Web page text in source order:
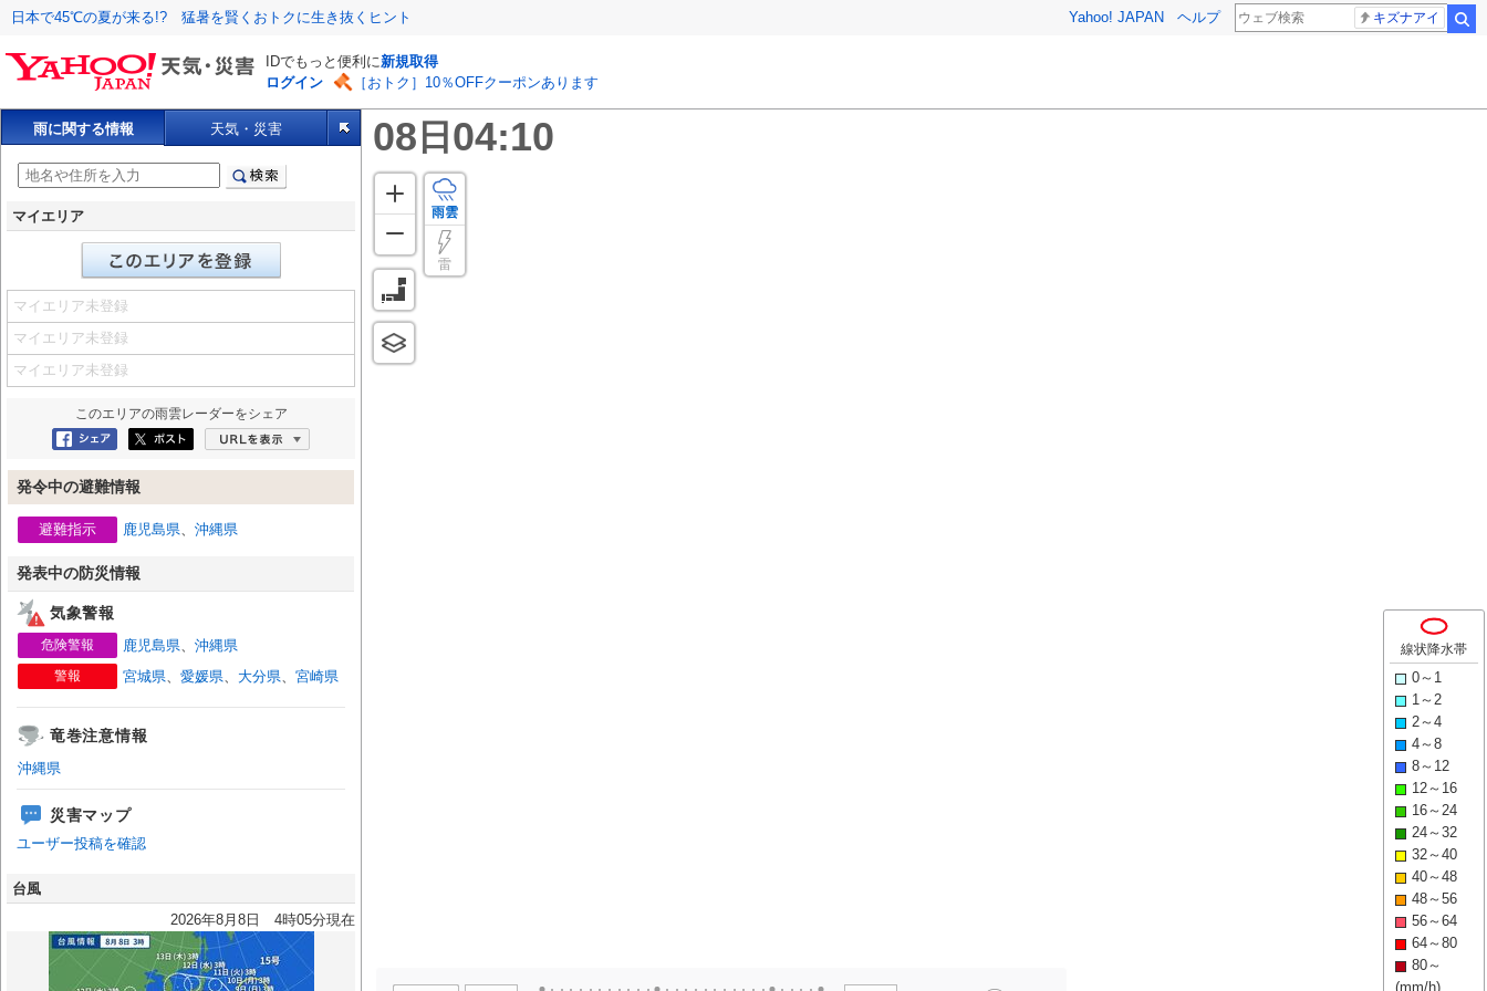
日本で45℃の夏が来る!? 猛暑を賢くおトクに生き抜くヒント Yahoo! JAPAN ヘルプ キズナアイ
IDでもっと便利に新規取得
ログイン
［おトク］10％OFFクーポンあります
雨に関する情報 天気・災害
マイエリア
マイエリア未登録
マイエリア未登録
マイエリア未登録
このエリアの雨雲レーダーをシェア
Facebookにシェア
ポスト
発令中の避難情報
避難指示 鹿児島県、 沖縄県
発表中の防災情報
気象警報
危険警報 鹿児島県、 沖縄県
警報 宮城県、 愛媛県、 大分県、 宮崎県
竜巻注意情報
沖縄県
災害マップ
ユーザー投稿を確認
台風
2026年8月8日 4時05分現在
雨雲
雷
08 日 04:10
線状降水帯
0～1
1～2
2～4
4～8
8～12
12～16
16～24
24～32
32～40
40～48
48～56
56～64
64～80
80～
(mm/h)